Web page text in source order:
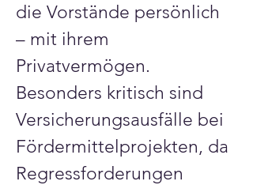
die Vorstände persönlich
– mit ihrem
Privatvermögen.
Besonders kritisch sind
Versicherungsausfälle bei
Fördermittelprojekten, da
Regressforderungen